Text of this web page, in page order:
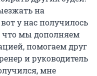
на
у нас получилось
что мы дополняем
помогаем друг
и руководитель
мне